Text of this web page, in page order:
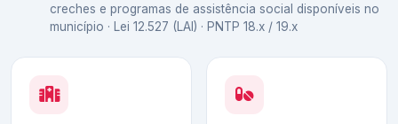
creches e programas de assistência social disponíveis no
município · Lei 12.527 (LAI) · PNTP 18.x / 19.x